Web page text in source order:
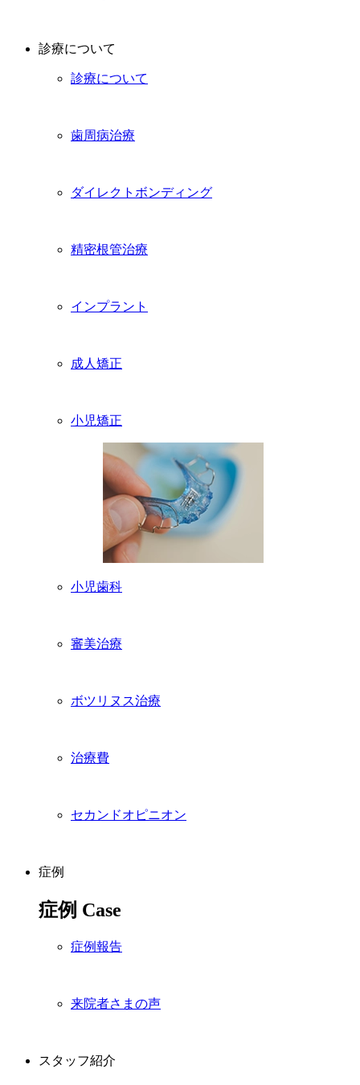
診療について
診療について
歯周病治療
ダイレクトボンディング
精密根管治療
インプラント
成人矯正
小児矯正
小児歯科
審美治療
ボツリヌス治療
治療費
セカンドオピニオン
症例
症例 Case
症例報告
来院者さまの声
スタッフ紹介